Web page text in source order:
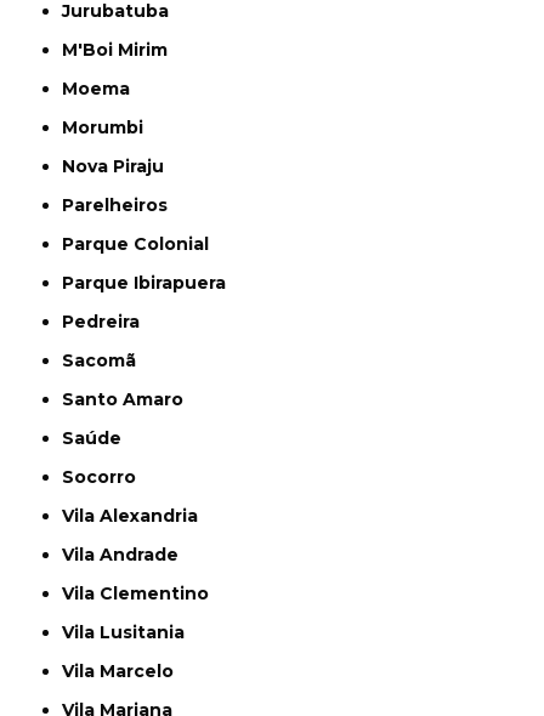
Jurubatuba
M'Boi Mirim
Moema
Morumbi
Nova Piraju
Parelheiros
Parque Colonial
Parque Ibirapuera
Pedreira
Sacomã
Santo Amaro
Saúde
Socorro
Vila Alexandria
Vila Andrade
Vila Clementino
Vila Lusitania
Vila Marcelo
Vila Mariana